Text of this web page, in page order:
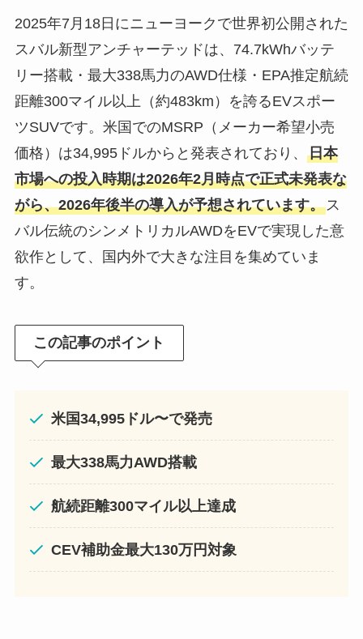
2025年7月18日にニューヨークで世界初公開された
スバル新型アンチャーテッドは、74.7kWhバッテ
リー搭載・最大338馬力のAWD仕様・EPA推定航続
距離300マイル以上（約483km）を誇るEVスポー
ツSUVです。米国でのMSRP（メーカー希望小売
価格）は34,995ドルからと発表されており、 日本
市場への投入時期は2026年2月時点で正式未発表な
がら、2026年後半の導入が予想されています。ス
バル伝統のシンメトリカルAWDをEVで実現した意
欲作として、国内外で大きな注目を集めていま
す。
この記事のポイント
米国34,995ドル〜で発売
最大338馬力AWD搭載
航続距離300マイル以上達成
CEV補助金最大130万円対象